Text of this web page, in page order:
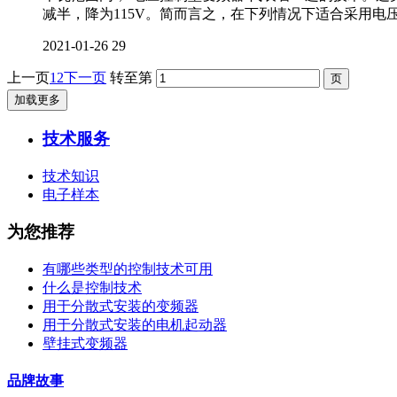
减半，降为115V。简而言之，在下列情况下适合采用电
2021-01-26 29
上一页1 2下一页 转至第
加载更多
技术服务
技术知识
电子样本
为您推荐
有哪些类型的控制技术可用
什么是控制技术
用于分散式安装的变频器
用于分散式安装的电机起动器
壁挂式变频器
品牌故事